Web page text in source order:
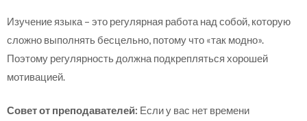
Изучение языка – это регулярная работа над собой, которую
сложно выполнять бесцельно, потому что «так модно».
Поэтому регулярность должна подкрепляться хорошей
мотивацией.
Совет от преподавателей: Если у вас нет времени